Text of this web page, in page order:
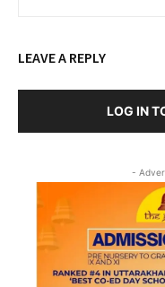
LEAVE A REPLY
LOG IN
-